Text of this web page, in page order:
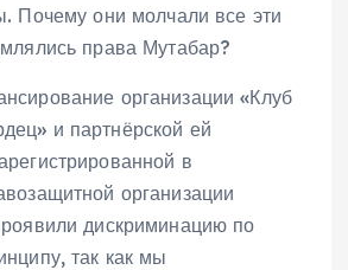
Почему они молчали все эти
права Мутабар?
организации «Клуб
и партнёрской ей
в
организации
дискриминацию по
так как мы